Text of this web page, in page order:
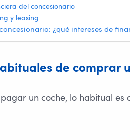
del concesionario
y leasing
¿qué intereses de
de comprar
un coche, lo habitual